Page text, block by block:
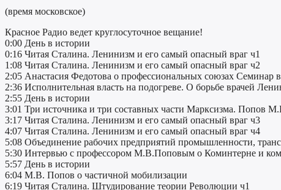
(время московское)
Красное Радио ведет круглосуточное вещание!
0:00 День в истории
0:16 Читая Сталина. Ленинизм и его самый опасный враг ч1
1:08 Читая Сталина. Ленинизм и его самый опасный враг ч2
2:05 Анастасия Федотова о профессиональных союзах Семинар в
2:36 Исполнительная власть на подогреве. О борьбе врачей
2:55 День в истории
3:01 Три источника и три составных части Марксизма. Попов
3:17 Читая Сталина. Ленинизм и его самый опасный враг ч3
4:07 Читая Сталина. Ленинизм и его самый опасный враг ч4
5:08 Объединение рабочих предприятий промышленности,
5:30 Интервью c профессором М.В.Поповым о Коминтерне и
5:57 День в истории
6:04 М.В. Попов о частичной мобилизации
6:19 Читая Сталина. Штудирование теории Революции ч1